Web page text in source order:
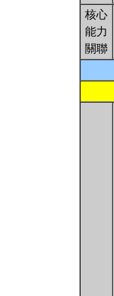
核心
能力
關聯